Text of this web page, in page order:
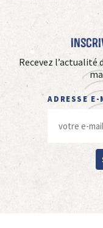
Recevez l’actualité
ADRESSE